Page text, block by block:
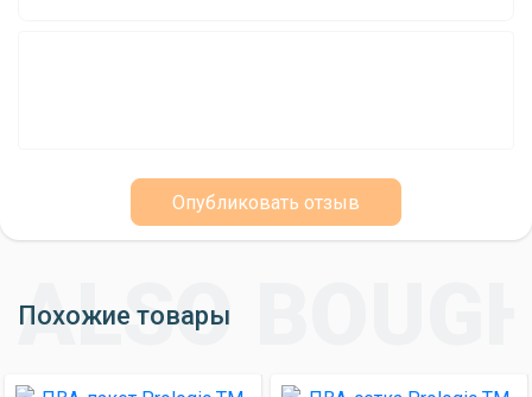
ПВА рукав Mikado с поршнем - это
незаменимый инструмент для успешной
рыбалки. Закажите его уже сегодня и начните
Опубликовать отзыв
Похожие товары